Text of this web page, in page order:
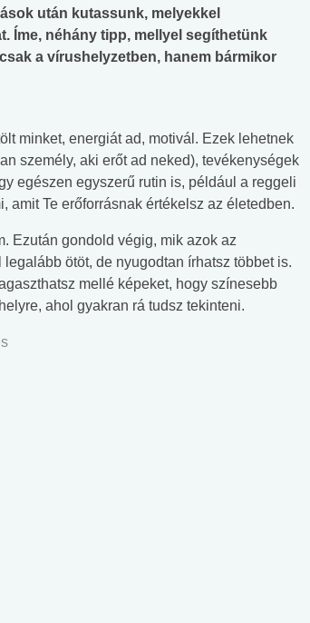
után kutassunk, melyekkel
Íme, néhány tipp, mellyel segíthetünk
a vírushelyzetben, hanem bármikor
minket, energiát ad, motivál. Ezek lehetnek
személy, aki erőt ad neked), tevékenységek
egészen egyszerű rutin is, például a reggeli
amit Te erőforrásnak értékelsz az életedben.
Ezután gondold végig, mik azok az
ötöt, de nyugodtan írhatsz többet is.
mellé képeket, hogy színesebb
ahol gyakran rá tudsz tekinteni.